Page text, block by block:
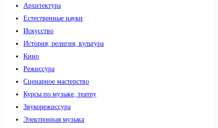
Архитектура
Естественные науки
Искусство
История, религия, культура
Кино
Режиссура
Сценарное мастерство
Курсы по музыке, театру
Звукорежиссура
Электронная музыка